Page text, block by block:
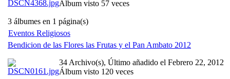
Álbum visto 57 veces
3 álbumes en 1 página(s)
Eventos Religiosos
Bendicion de las Flores las Frutas y el Pan Ambato 2012
34 Archivo(s), Último añadido el Febrero 22, 2012
Álbum visto 120 veces